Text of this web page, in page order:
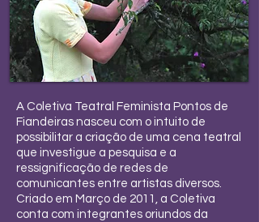
A Coletiva Teatral Feminista Pontos de
Fiandeiras nasceu com o intuito de
possibilitar a criação de uma cena teatral
que investigue a pesquisa e a
ressignificação de redes de
comunicantes entre artistas diversos.
Criado em Março de 2011, a Coletiva
conta com integrantes oriundos da